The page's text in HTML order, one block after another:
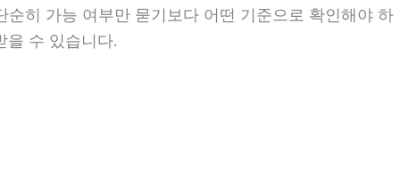
히 가능 여부만 묻기보다 어떤 기준으로 확인해야 하
을 수 있습니다.